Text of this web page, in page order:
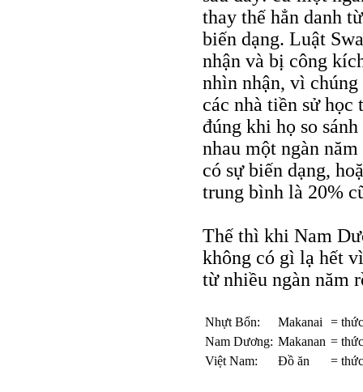
thay thế hẳn danh
biến dạng. Luật
nhận và bị công
nhìn nhận, vì
các nhà tiền sử
đúng khi họ so
nhau một ngàn
có sự biến dạng,
trung bình là 20%
Thế thì khi Nam
không có gì lạ hết
từ nhiều ngàn năm
Nhựt Bổn: Makanai
=
Nam Dương: Makanan =
Việt Nam:
Đồ ăn =